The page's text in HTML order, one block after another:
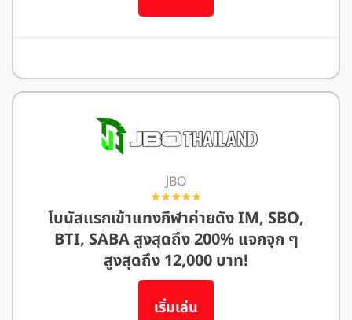
อ่านรีวิว We88
JBO
โบนัสแรกเข้าแทงกีฬาค่ายดัง IM, SBO,
BTI, SABA สูงสุดถึง 200% แจกจุก ๆ
สูงสุดถึง 12,000 บาท!
เริ่มเล่น